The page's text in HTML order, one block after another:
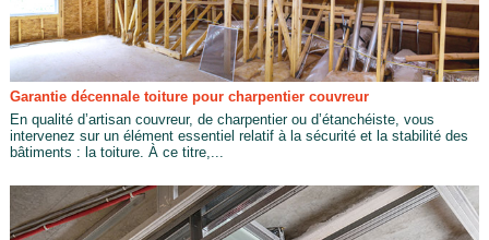
Garantie décennale toiture pour charpentier couvreur
En qualité d’artisan couvreur, de charpentier ou d’étanchéiste, vous
intervenez sur un élément essentiel relatif à la sécurité et la stabilité des
bâtiments : la toiture. À ce titre,...